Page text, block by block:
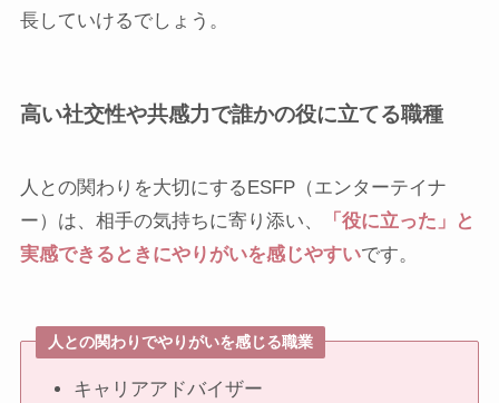
長していけるでしょう。
高い社交性や共感力で誰かの役に立てる職種
人との関わりを大切にするESFP（エンターテイナ
ー）は、相手の気持ちに寄り添い、
「役に立った」と
実感できるときにやりがいを感じやすいです。
人との関わりでやりがいを感じる職業
キャリアアドバイザー